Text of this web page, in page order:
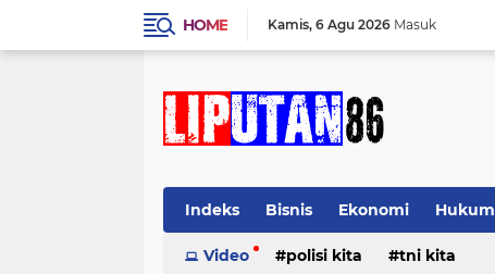
HOME Kamis 6 Agu 2026 Masuk
Indeks Bisnis Ekonomi Hukum
Video polisi kita tni kita